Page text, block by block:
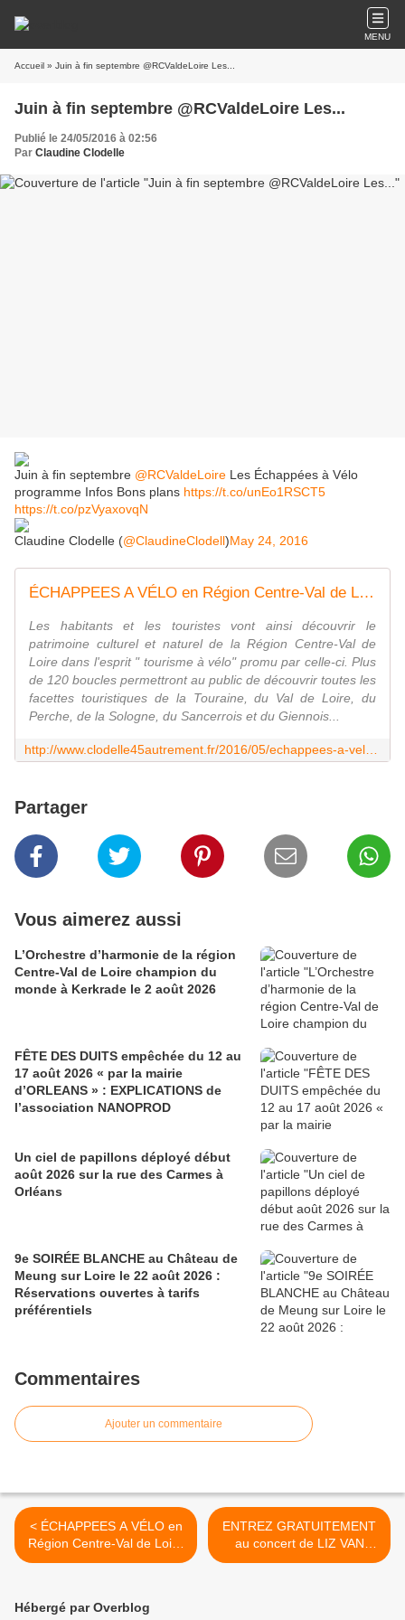
MENU
Accueil » Juin à fin septembre @RCValdeLoire Les...
Juin à fin septembre @RCValdeLoire Les...
Publié le 24/05/2016 à 02:56
Par Claudine Clodelle
Juin à fin septembre @RCValdeLoire Les Échappées à Vélo
programme Infos Bons plans https://t.co/unEo1RSCT5
https://t.co/pzVyaxovqN
Claudine Clodelle (@ClaudineClodell)May 24, 2016
ÉCHAPPEES A VÉLO en Région Centre-Val de Loire De juin à fin septembre 2016 Programme, infos, bons plans - VIVRE AUTREMENT VOS LOISIRS avec Clodelle
Les habitants et les touristes vont ainsi découvrir le
patrimoine culturel et naturel de la Région Centre-Val de
Loire dans l'esprit " tourisme à vélo" promu par celle-ci. Plus
de 120 boucles permettront au public de découvrir toutes les
facettes touristiques de la Touraine, du Val de Loire, du
Perche, de la Sologne, du Sancerrois et du Giennois...
Partager
Vous aimerez aussi
L’Orchestre d’harmonie de la région
Centre-Val de Loire champion du
monde à Kerkrade le 2 août 2026
FÊTE DES DUITS empêchée du 12 au
17 août 2026 « par la mairie
d’ORLEANS » : EXPLICATIONS de
l’association NANOPROD
Un ciel de papillons déployé début
août 2026 sur la rue des Carmes à
Orléans
9e SOIRÉE BLANCHE au Château de
Meung sur Loire le 22 août 2026 :
Réservations ouvertes à tarifs
préférentiels
Commentaires
Ajouter un commentaire
< ÉCHAPPEES A VÉLO en
Région Centre-Val de Loire
De juin à fin septembre
ENTREZ GRATUITEMENT
au concert de LIZ VAN
DEUQ le 27 mai 2016 à ST
Hébergé par Overblog